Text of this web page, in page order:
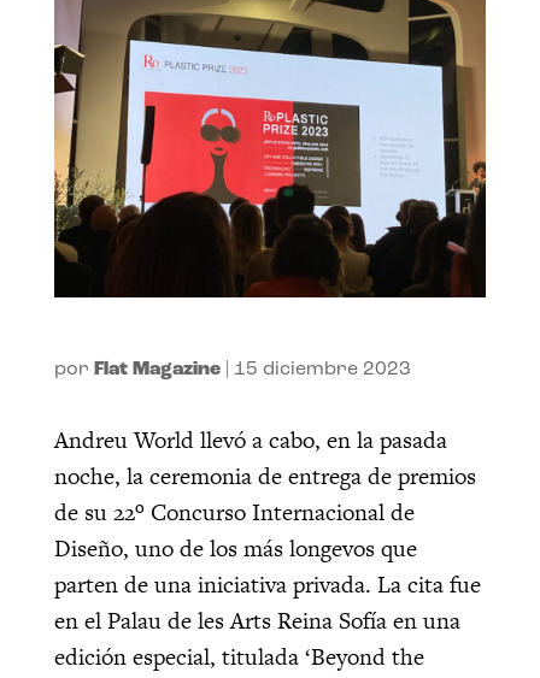
por Flat Magazine| 15 diciembre 2023
Andreu World llevó a cabo, en la pasada
noche, la ceremonia de entrega de premios
de su 22º Concurso Internacional de
Diseño, uno de los más longevos que
parten de una iniciativa privada. La cita fue
en el Palau de les Arts Reina Sofía en una
edición especial, titulada ‘Beyond the